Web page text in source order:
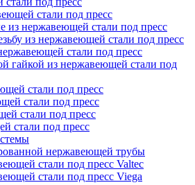
стали под пресс
из нержавеющей стали под пресс
из нержавеющей стали под пресс
стали под пресс
гайкой из нержавеющей стали под
стали под пресс
стали под пресс
стали под пресс
стали под пресс
нержавеющей трубы
стали под пресс Valtec
стали под пресс Viega